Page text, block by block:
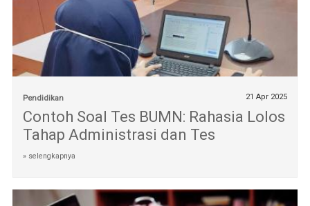
Pendidikan 21 Apr 2025
Contoh Soal Tes BUMN: Rahasia Lolos
Tahap Administrasi dan Tes
» selengkapnya